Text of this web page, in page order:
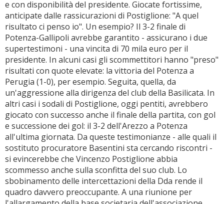
e con disponibilità del presidente. Giocate fortissime,
anticipate dalle rassicurazioni di Postiglione: "A quel
risultato ci penso io". Un esempio? Il 3-2 finale di
Potenza-Gallipoli avrebbe garantito - assicurano i due
supertestimoni - una vincita di 70 mila euro per il
presidente. In alcuni casi gli scommettitori hanno "preso"
risultati con quote elevate: la vittoria del Potenza a
Perugia (1-0), per esempio. Seguita, quella, da
un'aggressione alla dirigenza del club della Basilicata. In
altri casi i sodali di Postiglione, oggi pentiti, avrebbero
giocato con successo anche il finale della partita, con gol
e successione dei gol: il 3-2 dell'Arezzo a Potenza
all'ultima giornata. Da queste testimonianze - alle quali il
sostituto procuratore Basentini sta cercando riscontri -
si evincerebbe che Vincenzo Postiglione abbia
scommesso anche sulla sconfitta del suo club. Lo
sbobinamento delle intercettazioni della Dda rende il
quadro davvero preoccupante. A una riunione per